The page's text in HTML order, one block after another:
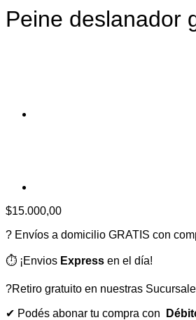
Peine deslanador
$15.000,00
? Envíos a domicilio GRATIS con
⏱️ ¡Envios Express en el día!
?Retiro gratuito en nuestras
✔ Podés abonar tu compra con